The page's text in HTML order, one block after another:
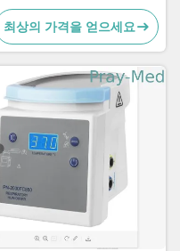
Cardiac Output Cable
306655-001
최상의 가격을 얻으세요